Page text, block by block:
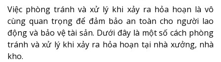
Việc phòng tránh và xử lý khi xảy ra hỏa hoạn là vô
cùng quan trọng để đảm bảo an toàn cho người lao
động và bảo vệ tài sản. Dưới đây là một số cách phòng
tránh và xử lý khi xảy ra hỏa hoạn tại nhà xưởng, nhà
kho.